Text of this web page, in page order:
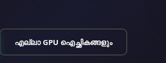
എല്ലാ GPU ഐച്ഛികങ്ങളും